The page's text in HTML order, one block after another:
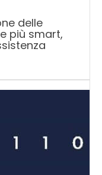
delle
più smart,